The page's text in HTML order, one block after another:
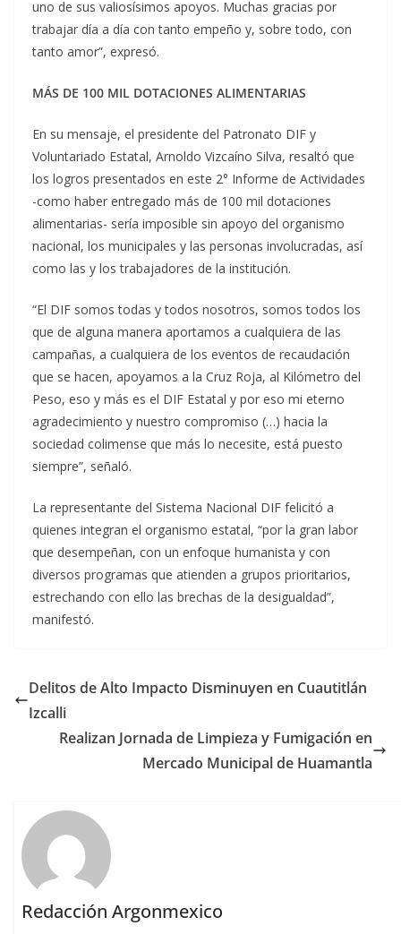
uno de sus valiosísimos apoyos. Muchas gracias por
trabajar día a día con tanto empeño y, sobre todo, con
tanto amor”, expresó.
MÁS DE 100 MIL DOTACIONES ALIMENTARIAS
En su mensaje, el presidente del Patronato DIF y
Voluntariado Estatal, Arnoldo Vizcaíno Silva, resaltó que
los logros presentados en este 2° Informe de Actividades
-como haber entregado más de 100 mil dotaciones
alimentarias- sería imposible sin apoyo del organismo
nacional, los municipales y las personas involucradas, así
como las y los trabajadores de la institución.
“El DIF somos todas y todos nosotros, somos todos los
que de alguna manera aportamos a cualquiera de las
campañas, a cualquiera de los eventos de recaudación
que se hacen, apoyamos a la Cruz Roja, al Kilómetro del
Peso, eso y más es el DIF Estatal y por eso mi eterno
agradecimiento y nuestro compromiso (…) hacia la
sociedad colimense que más lo necesite, está puesto
siempre”, señaló.
La representante del Sistema Nacional DIF felicitó a
quienes integran el organismo estatal, “por la gran labor
que desempeñan, con un enfoque humanista y con
diversos programas que atienden a grupos prioritarios,
estrechando con ello las brechas de la desigualdad”,
manifestó.
Delitos de Alto Impacto Disminuyen en Cuautitlán
Izcalli
Realizan Jornada de Limpieza y Fumigación en
Mercado Municipal de Huamantla
Redacción Argonmexico